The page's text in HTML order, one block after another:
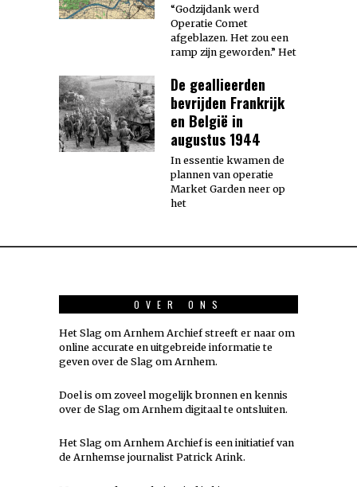
“Godzijdank werd
Operatie Comet
afgeblazen. Het zou een
ramp zijn geworden.” Het
De geallieerden
bevrijden Frankrijk
en België in
augustus 1944
In essentie kwamen de
plannen van operatie
Market Garden neer op
het
OVER ONS
Het Slag om Arnhem Archief streeft er naar om
online accurate en uitgebreide informatie te
geven over de Slag om Arnhem.
Doel is om zoveel mogelijkbronnen en kennis
over de Slag om Arnhem digitaal te ontsluiten.
Het Slag om Arnhem Archief is een initiatief van
de Arnhemse journalist Patrick Arink.